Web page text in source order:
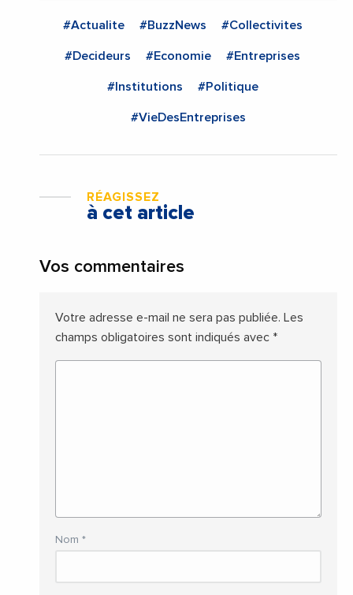
#Actualite #BuzzNews #Collectivites
#Decideurs #Economie #Entreprises
#Institutions #Politique
#VieDesEntreprises
RÉAGISSEZ
à cet article
Vos commentaires
Votre adresse e-mail ne sera pas publiée. Les
champs obligatoires sont indiqués avec *
Nom *